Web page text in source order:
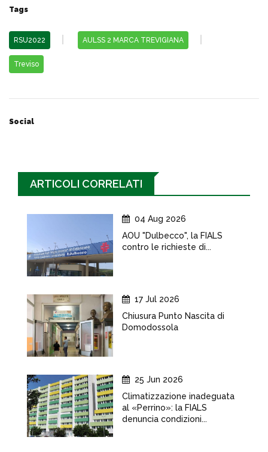
Tags
RSU2022 AULSS 2 MARCA TREVIGIANA
Treviso
Social
ARTICOLI CORRELATI
04 Aug 2026
AOU "Dulbecco", la FIALS
contro le richieste di...
17 Jul 2026
Chiusura Punto Nascita di
Domodossola
25 Jun 2026
Climatizzazione inadeguata
al «Perrino»: la FIALS
denuncia condizioni...